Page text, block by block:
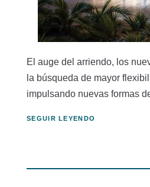
El auge del arriendo, los
la búsqueda de mayor
impulsando nuevas formas
SEGUIR LEYENDO